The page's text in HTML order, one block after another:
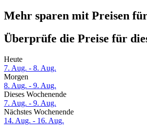
Mehr sparen mit Preisen
Überprüfe die Preise für
Heute
7. Aug. - 8. Aug.
Morgen
8. Aug. - 9. Aug.
Dieses Wochenende
7. Aug. - 9. Aug.
Nächstes Wochenende
14. Aug. - 16. Aug.